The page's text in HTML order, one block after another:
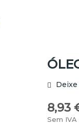
Deixe
8,93
Sem IVA